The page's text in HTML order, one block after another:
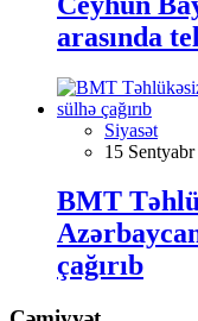
arasında
Siyasət
15
BMT
çağırıb